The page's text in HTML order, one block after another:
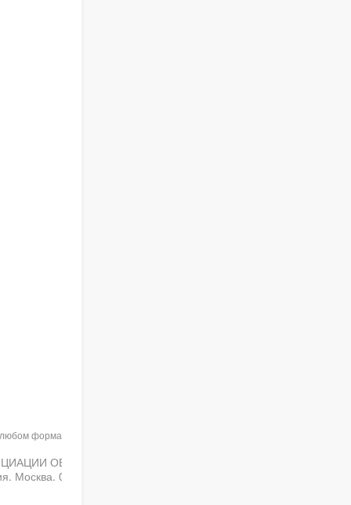
формате при указании
ОБУЧЕНИЯ
02 Сентября 2020).